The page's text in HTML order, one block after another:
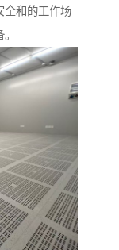
全和的工作场